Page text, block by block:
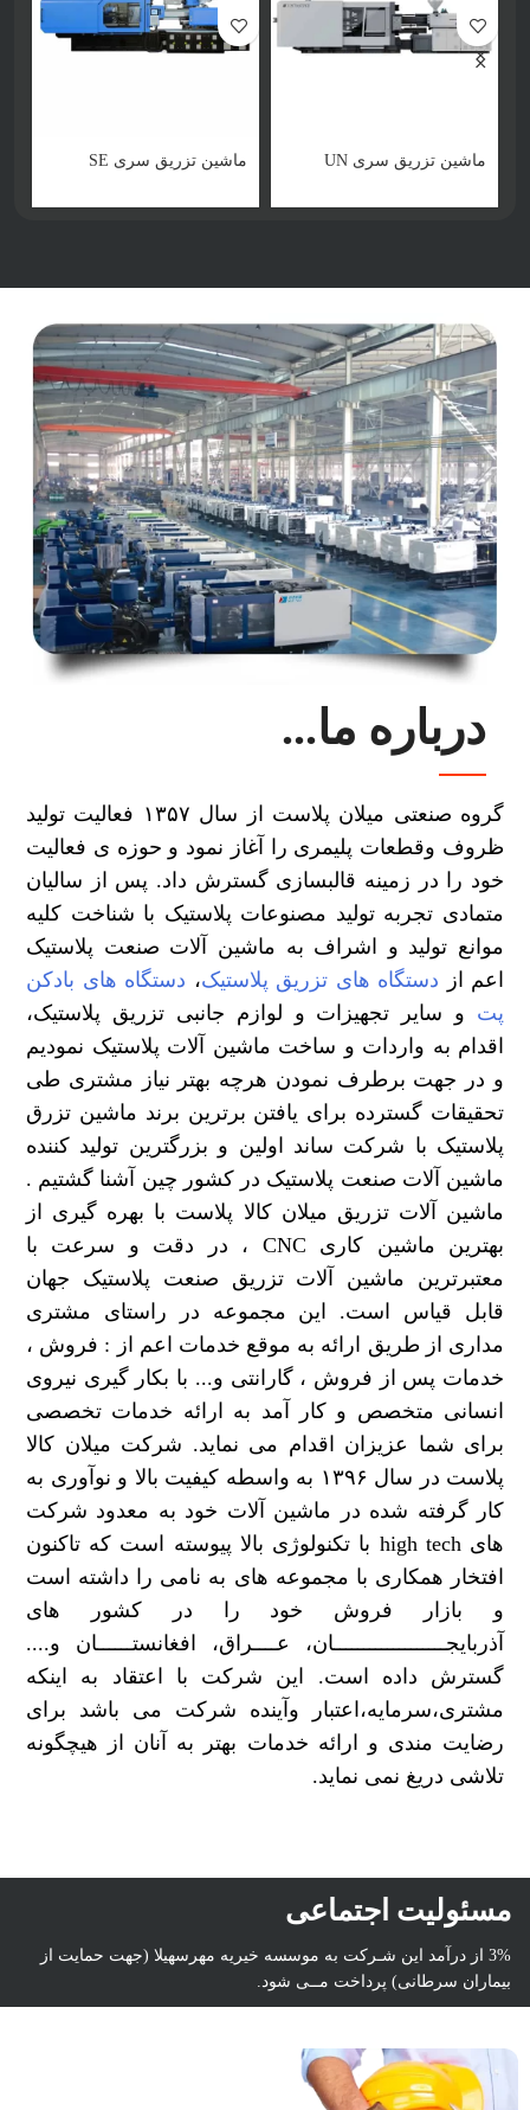
ماشین تزریق سری UN ماشین تزریق سری SE
درباره ما...
گروه صنعتی میلان پلاست از سال ۱۳۵۷ فعالیت تولید
ظروف وقطعات پلیمری را آغاز نمود و حوزه ی فعالیت
خود را در زمینه قالبسازی گسترش داد. پس از سالیان
متمادی تجربه تولید مصنوعات پلاستیک با شناخت کلیه
موانع تولید و اشراف به ماشین آلات صنعت پلاستیک
اعم از دستگاه های تزریق پلاستیک، دستگاه های بادکن
پت و سایر تجهیزات و لوازم جانبی تزریق پلاستیک،
اقدام به واردات و ساخت ماشین آلات پلاستیک نمودیم
و در جهت برطرف نمودن هرچه بهتر نیاز مشتری طی
تحقیقات گسترده برای یافتن برترین برند ماشین تزرق
پلاستیک با شرکت ساند اولین و بزرگترین تولید کننده
ماشین آلات صنعت پلاستیک در کشور چین آشنا گشتیم .
ماشین آلات تزریق میلان کالا پلاست با بهره گیری از
بهترین ماشین کاری CNC ، در دقت و سرعت با
معتبرترین ماشین آلات تزریق صنعت پلاستیک جهان
قابل قیاس است. این مجموعه در راستای مشتری
مداری از طریق ارائه به موقع خدمات اعم از : فروش ،
خدمات پس از فروش ، گارانتی و... با بکار گیری نیروی
انسانی متخصص و کار آمد به ارائه خدمات تخصصی
برای شما عزیزان اقدام می نماید. شرکت میلان کالا
پلاست در سال ۱۳۹۶ به واسطه کیفیت بالا و نوآوری به
کار گرفته شده در ماشین آلات خود به معدود شرکت
های high tech با تکنولوژی بالا پیوسته است که تاکنون
افتخار همکاری با مجموعه های به نامی را داشته است
و بازار فروش خود را در کشور های
آذربایجـــــــــــــــــــان، عــــراق، افغانستــــــان و....
گسترش داده است. این شرکت با اعتقاد به اینکه
مشتری،سرمایه،اعتبار وآینده شرکت می باشد برای
رضایت مندی و ارائه خدمات بهتر به آنان از هیچگونه
تلاشی دریغ نمی نماید.
مسئولیت اجتماعی
3% از درآمد این شـرکت به موسسه خیریه مهرسهیلا (جهت حمایت از
بیماران سرطانی) پرداخت مــی شود.